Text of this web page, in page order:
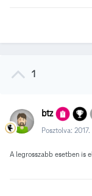
1
btz
Posztolva:
A legrosszabb esetben is